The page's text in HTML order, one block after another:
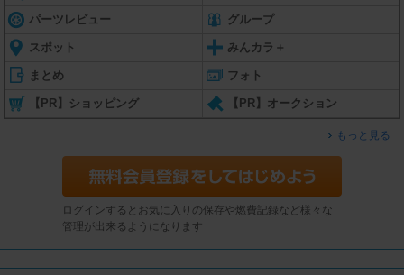
パーツレビュー グループ
スポット みんカラ＋
まとめ フォト
【PR】ショッピング 【PR】オークション
もっと見る
ログインするとお気に入りの保存や燃費記録など様々な
管理が出来るようになります